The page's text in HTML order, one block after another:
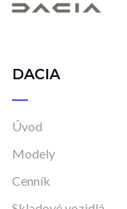
DACIA
Úvod
Modely
Cenník